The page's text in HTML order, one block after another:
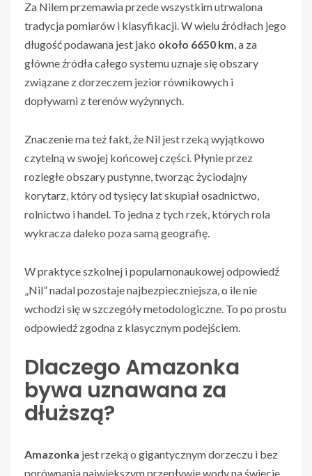
Za Nilem przemawia przede wszystkim utrwalona
tradycja pomiarów i klasyfikacji. W wielu źródłach jego
długość podawana jest jako około 6650 km, a za
główne źródła całego systemu uznaje się obszary
związane z dorzeczem jezior równikowych i
dopływami z terenów wyżynnych.
Znaczenie ma też fakt, że Nil jest rzeką wyjątkowo
czytelną w swojej końcowej części. Płynie przez
rozległe obszary pustynne, tworząc życiodajny
korytarz, który od tysięcy lat skupiał osadnictwo,
rolnictwo i handel. To jedna z tych rzek, których rola
wykracza daleko poza samą geografię.
W praktyce szkolnej i popularnonaukowej odpowiedź
„Nil” nadal pozostaje najbezpieczniejsza, o ile nie
wchodzi się w szczegóły metodologiczne. To po prostu
odpowiedź zgodna z klasycznym podejściem.
Dlaczego Amazonka
bywa uznawana za
dłuższą?
Amazonka jest rzeką o gigantycznym dorzeczu i bez
porównania największym przepływie wody na świecie.